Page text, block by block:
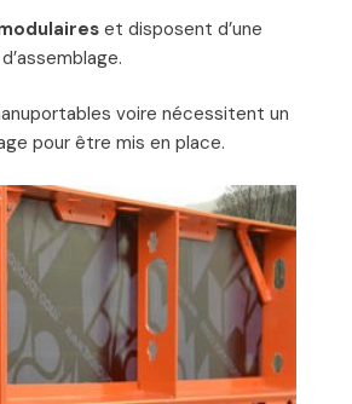
et disposent d’une
voire nécessitent un
pour être mis en place.